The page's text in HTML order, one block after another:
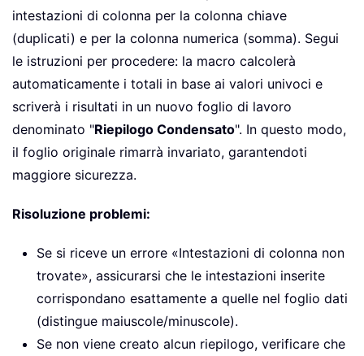
intestazioni di colonna per la colonna chiave
(duplicati) e per la colonna numerica (somma). Segui
le istruzioni per procedere: la macro calcolerà
automaticamente i totali in base ai valori univoci e
scriverà i risultati in un nuovo foglio di lavoro
denominato "Riepilogo Condensato". In questo modo,
il foglio originale rimarrà invariato, garantendoti
maggiore sicurezza.
Risoluzione problemi:
Se si riceve un errore «Intestazioni di colonna non
trovate», assicurarsi che le intestazioni inserite
corrispondano esattamente a quelle nel foglio dati
(distingue maiuscole/minuscole).
Se non viene creato alcun riepilogo, verificare che